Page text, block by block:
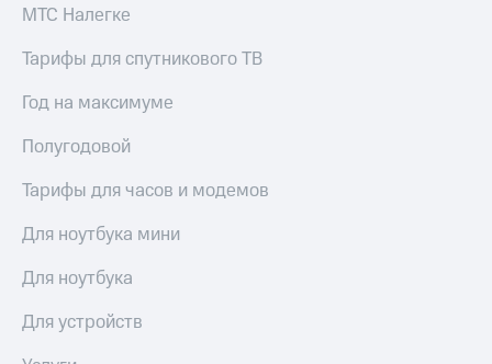
Описание
Уведомление
погашении
облигаций
Реквизиты
Контакты
развитие
деловая этика
На главную
МТС Налегке
Тарифы для спутникового ТВ
Год на максимуме
Полугодовой
Тарифы для часов и модемов
Для ноутбука мини
Для ноутбука
Для устройств